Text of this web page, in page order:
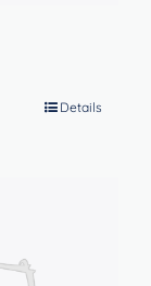
Details